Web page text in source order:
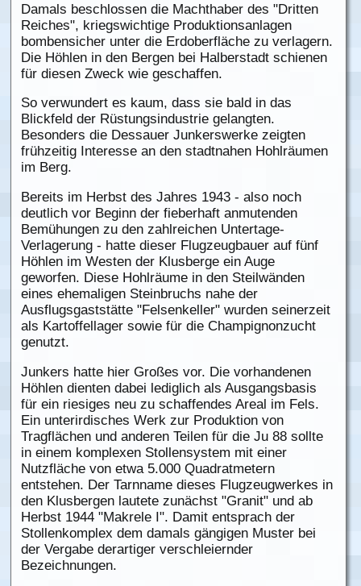
Damals beschlossen die Machthaber des "Dritten
Reiches", kriegswichtige Produktionsanlagen
bombensicher unter die Erdoberfläche zu verlagern.
Die Höhlen in den Bergen bei Halberstadt schienen
für diesen Zweck wie geschaffen.
So verwundert es kaum, dass sie bald in das
Blickfeld der Rüstungsindustrie gelangten.
Besonders die Dessauer Junkerswerke zeigten
frühzeitig Interesse an den stadtnahen Hohlräumen
im Berg.
Bereits im Herbst des Jahres 1943 - also noch
deutlich vor Beginn der fieberhaft anmutenden
Bemühungen zu den zahlreichen Untertage-
Verlagerung - hatte dieser Flugzeugbauer auf fünf
Höhlen im Westen der Klusberge ein Auge
geworfen. Diese Hohlräume in den Steilwänden
eines ehemaligen Steinbruchs nahe der
Ausflugsgaststätte "Felsenkeller" wurden seinerzeit
als Kartoffellager sowie für die Champignonzucht
genutzt.
Junkers hatte hier Großes vor. Die vorhandenen
Höhlen dienten dabei lediglich als Ausgangsbasis
für ein riesiges neu zu schaffendes Areal im Fels.
Ein unterirdisches Werk zur Produktion von
Tragflächen und anderen Teilen für die Ju 88 sollte
in einem komplexen Stollensystem mit einer
Nutzfläche von etwa 5.000 Quadratmetern
entstehen. Der Tarnname dieses Flugzeugwerkes in
den Klusbergen lautete zunächst "Granit" und ab
Herbst 1944 "Makrele I". Damit entsprach der
Stollenkomplex dem damals gängigen Muster bei
der Vergabe derartiger verschleiernder
Bezeichnungen.